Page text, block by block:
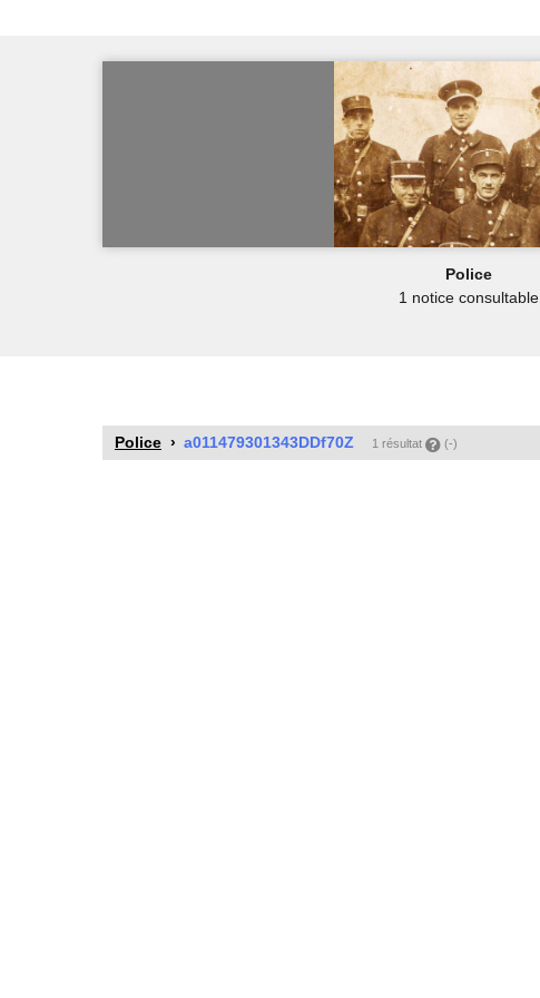
Police
1 notice consultable
Police a011479301343DDf70Z 1 résultat (-)